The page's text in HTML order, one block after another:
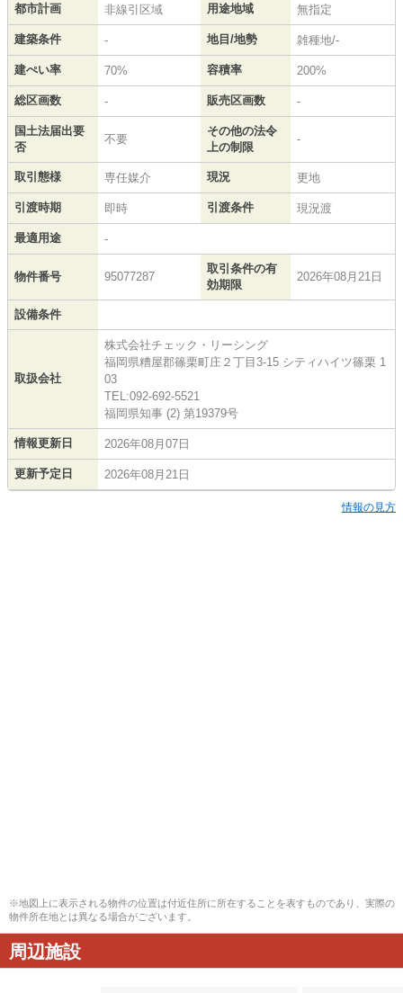
都市計画 非線引区域 用途地域 無指定
建築条件 - 地目/地勢 雑種地/-
建ぺい率 70% 容積率 200%
総区画数 - 販売区画数 -
国土法届出要
否
不要
その他の法令
上の制限
-
取引態様 専任媒介 現況 更地
引渡時期 即時 引渡条件 現況渡
最適用途 -
物件番号 95077287
取引条件の有
効期限
2026年08月21日
設備条件
取扱会社
株式会社チェック・リーシング
福岡県糟屋郡篠栗町庄２丁目3-15 シティハイツ篠栗 1
03
TEL:092-692-5521
福岡県知事 (2) 第19379号
情報更新日 2026年08月07日
更新予定日 2026年08月21日
情報の見方
※地図上に表示される物件の位置は付近住所に所在することを表すものであり、実際の
物件所在地とは異なる場合がございます。
周辺施設